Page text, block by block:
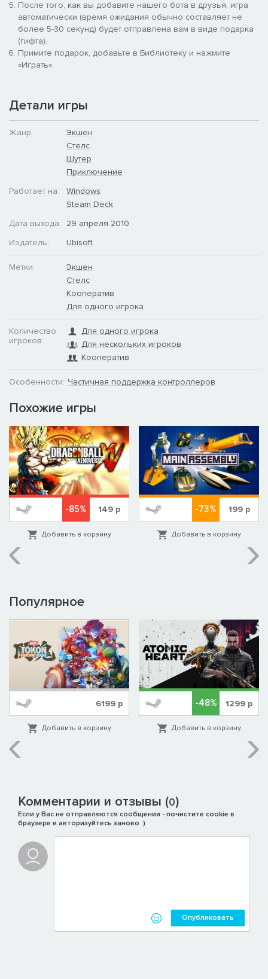
После того, как вы добавите нашего бота в друзья, игра
автоматически (время ожидания обычно составляет не
более 5-30 секунд) будет отправлена вам в виде подарка
(гифта).
Примите подарок, добавьте в Библиотеку и нажмите
«Играть».
Детали игры
Жанр:
Экшен
Стелс
Шутер
Приключение
Работает на:
Windows
Steam Deck
Дата выхода:
29 апреля 2010
Издатель:
Ubisoft
Метки:
Экшен
Стелс
Кооператив
Для одного игрока
Количество
игроков:
Для одного игрока
Для нескольких игроков
Кооператив
Особенности: Частичная поддержка контроллеров
Похожие игры
-85% 149 р
Добавить в корзину
-73% 199р
Добавить в корзину
Популярное
6199 р
Добавить в корзину
-48% 1299 р
Добавить в корзину
Комментарии и отзывы (0)
Если у Вас не отправляются сообщения - почистите cookie в
браузере и авторизуйтесь заново :)
Опубликовать